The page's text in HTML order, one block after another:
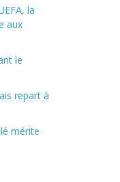
la
aux
le
repart à
mérite